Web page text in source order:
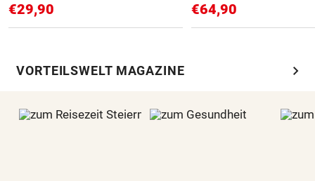
€29,90 €64,90
VORTEILSWELT MAGAZINE chevron_right